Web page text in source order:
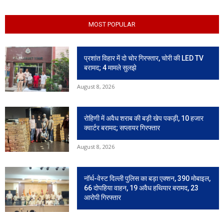
MOST POPULAR
प्रशांत विहार में दो चोर गिरफ्तार, चोरी की LED TV
बरामद; 4 मामले सुलझे
August 8, 2026
रोहिणी में अवैध शराब की बड़ी खेप पकड़ी, 10 हजार
क्वार्टर बरामद; सप्लायर गिरफ्तार
August 8, 2026
नॉर्थ-वेस्ट दिल्ली पुलिस का बड़ा एक्शन, 390 मोबाइल,
66 दोपहिया वाहन, 19 अवैध हथियार बरामद, 23
आरोपी गिरफ्तार